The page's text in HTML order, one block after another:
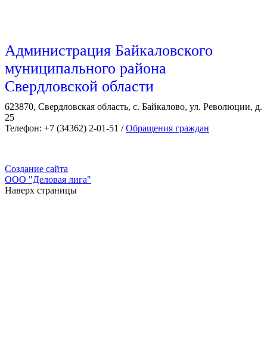
Администрация Байкаловского
муниципального района
Свердловской области
623870, Свердловская область, с. Байкалово, ул. Революции, д.
25
Телефон: +7 (34362) 2-01-51 /Обращения граждан
Создание сайта
ООО "Деловая лига"
Наверх страницы